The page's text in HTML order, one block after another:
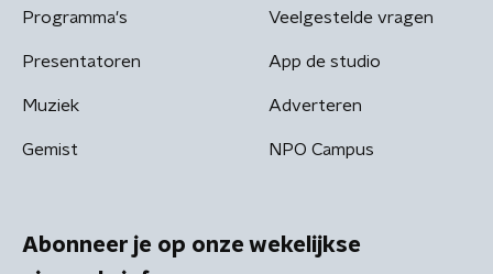
Programma's
Presentatoren
Muziek
Gemist
Veelgestelde vragen
App de studio
Adverteren
NPO Campus
Abonneer je op onze wekelijkse